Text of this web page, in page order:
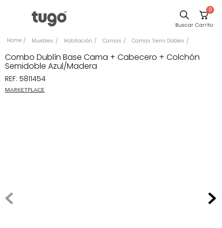
0
Muebles Habitación Camas Camas Semi Dobles
Combo Dublín Base Cama + Cabecero + Colchón
Semidoble Azul/Madera
REF: 5811454
MARKETPLACE
Comedor
Silla
Escritorio